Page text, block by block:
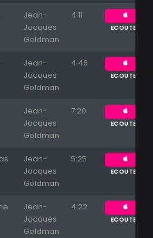
Jean-
Jacques
Goldman
4:11
ECOUTER
Jean-
Jacques
Goldman
4:46
ECOUTER
Jean-
Jacques
Goldman
7:20
ECOUTER
Jean-
Jacques
Goldman
5:25
ECOUTER
Jean-
Jacques
Goldman
4:22
ECOUTER